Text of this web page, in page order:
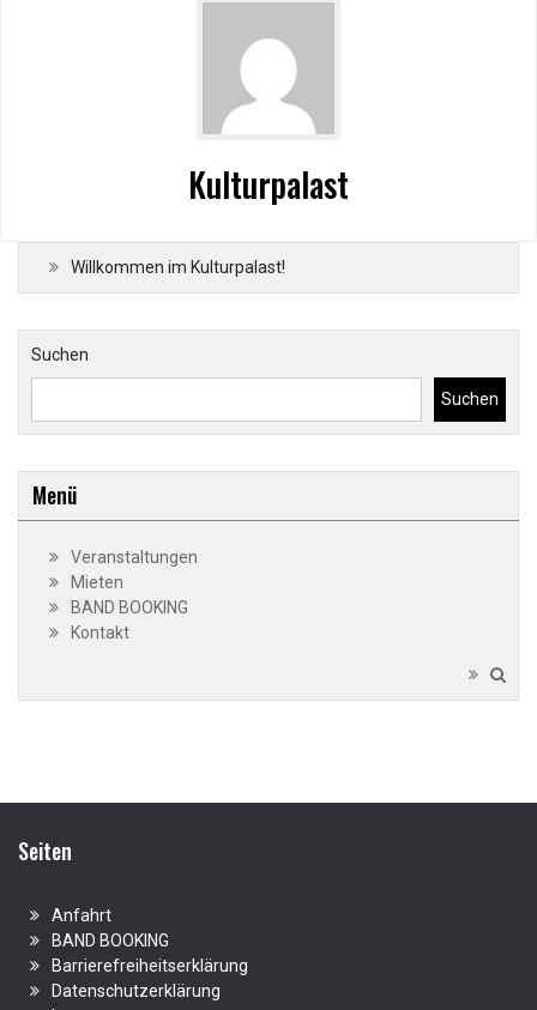
Kulturpalast
Willkommen im Kulturpalast!
Suchen
Suchen
Menü
Veranstaltungen
Mieten
BAND BOOKING
Kontakt
Seiten
Anfahrt
BAND BOOKING
Barrierefreiheitserklärung
Datenschutzerklärung